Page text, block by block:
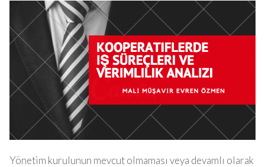
Yönetim kurulunun mevcut olmaması veya devamlı olarak